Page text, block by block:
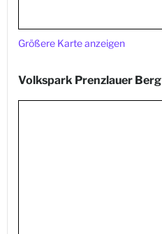
Größere Karte anzeigen
Volkspark Prenzlauer Berg